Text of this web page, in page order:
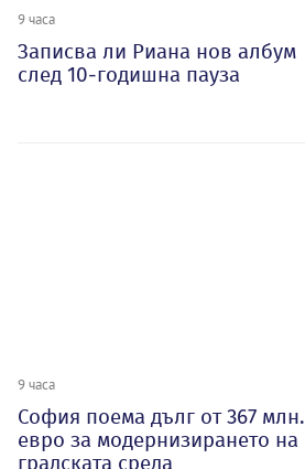
9 часа
Записва ли Риана нов албум
след 10-годишна пауза
9 часа
София поема дълг от 367 млн.
евро за модернизирането на
градската среда